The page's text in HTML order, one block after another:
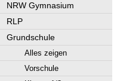
NRW Gymnasium
RLP
Grundschule
Alles zeigen
Vorschule